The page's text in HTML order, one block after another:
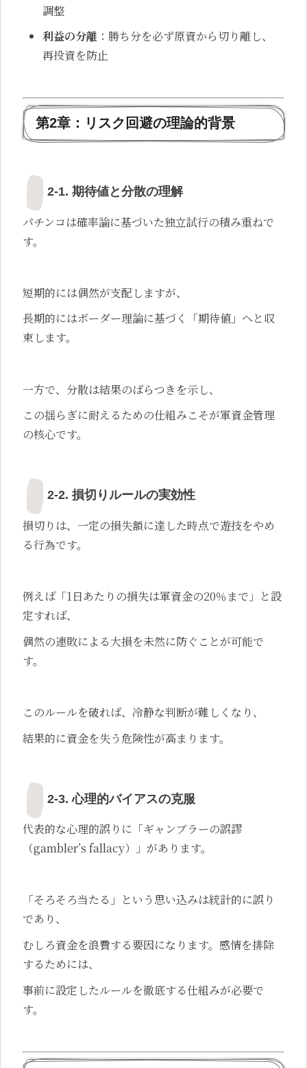
調整
利益の分離 ：勝ち分を必ず原資から切り離し、
再投資を防止
第2章：リスク回避の理論的背景
2-1. 期待値と分散の理解
パチンコは確率論に基づいた独立試行の積み重ねで
す。
短期的には偶然が支配しますが、
長期的にはボーダー理論に基づく「期待値」へと収
束します。
一方で、分散は結果のばらつきを示し、
この揺らぎに耐えるための仕組みこそが軍資金管理
の核心です。
2-2. 損切りルールの実効性
損切りは、一定の損失額に達した時点で遊技をやめ
る行為です。
例えば「1日あたりの損失は軍資金の20％まで」と設
定すれば、
偶然の連敗による大損を未然に防ぐことが可能で
す。
このルールを破れば、冷静な判断が難しくなり、
結果的に資金を失う危険性が高まります。
2-3. 心理的バイアスの克服
代表的な心理的誤りに「ギャンブラーの誤謬
（gambler’s fallacy）」があります。
「そろそろ当たる」という思い込みは統計的に誤り
であり、
むしろ資金を浪費する要因になります。感情を排除
するためには、
事前に設定したルールを徹底する仕組みが必要で
す。